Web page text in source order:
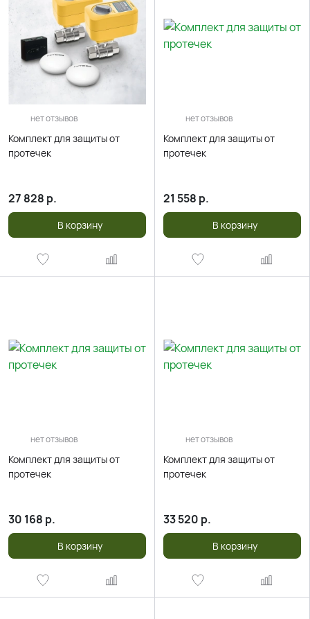
нет отзывов
Комплект для защиты от
протечек
27 828 р.
В корзину
нет отзывов
Комплект для защиты от
протечек
21 558 р.
В корзину
нет отзывов
Комплект для защиты от
протечек
30 168 р.
В корзину
нет отзывов
Комплект для защиты от
протечек
33 520 р.
В корзину